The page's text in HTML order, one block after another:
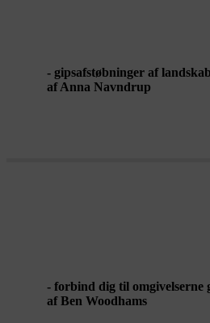
- gipsafstøbninger af
af Anna Navndrup
- forbind dig til omgivelserne
af Ben Woodhams